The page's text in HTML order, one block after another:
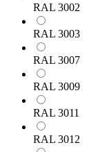
RAL 3002
RAL 3003
RAL 3007
RAL 3009
RAL 3011
RAL 3012